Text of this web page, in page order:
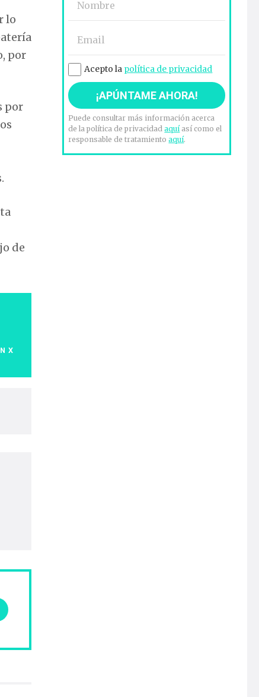
lo
por
por
de
X
Acepto la política de privacidad
Puede consultar más información acerca
de la política de privacidadaquíasí como el
responsable de tratamientoaquí.